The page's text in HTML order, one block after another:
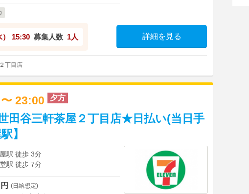
15:30 募集人数 1人 詳細を見る
丁目店
23:00 夕方
田谷三軒茶屋２丁目店★日払い(当日手
】
駅 徒歩 3分
駅 徒歩 7分
(日給想定)